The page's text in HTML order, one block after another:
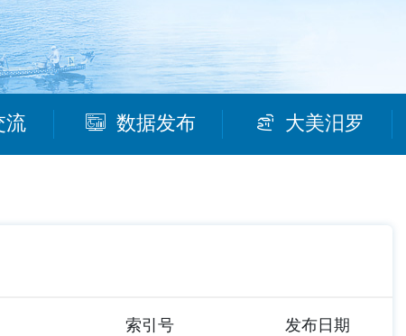
流 数据发布 大美汨罗
索引号 发布日期